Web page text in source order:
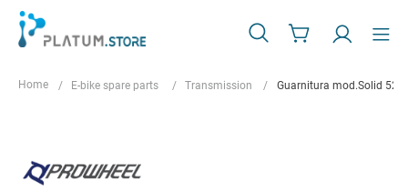
E-bike spare parts Transmission Guarnitura mod.Solid 52T